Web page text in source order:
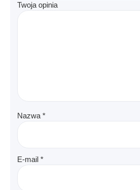
Twoja opinia
Nazwa *
E-mail *